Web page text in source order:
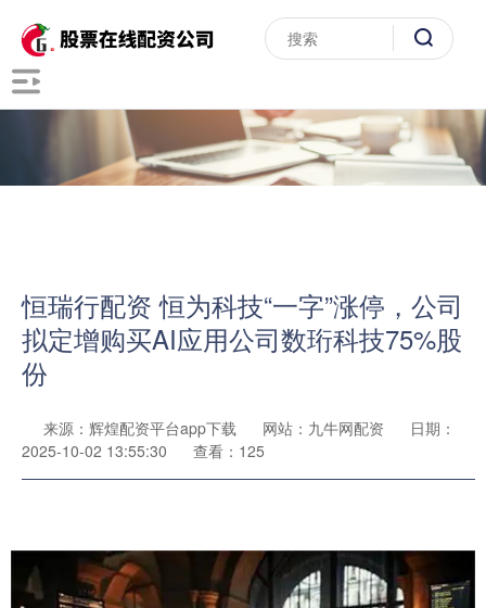
恒瑞行配资 恒为科技“一字”涨停，公司
拟定增购买AI应用公司数珩科技75%股
份
来源：辉煌配资平台app下载 网站：九牛网配资
日期：
2025-10-02 13:55:30
查看：125